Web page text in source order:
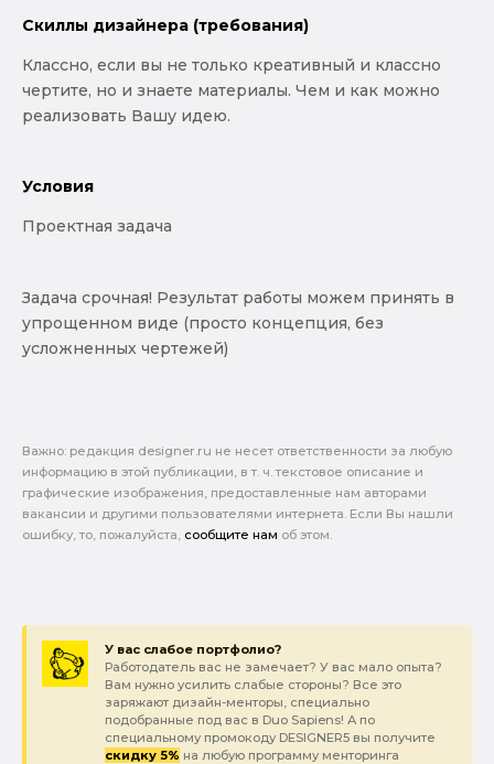
Скиллы дизайнера (требования)
Классно, если вы не только креативный и классно
чертите, но и знаете материалы. Чем и как можно
реализовать Вашу идею.
Условия
Проектная задача
Задача срочная! Результат работы можем принять в
упрощенном виде (просто концепция, без
усложненных чертежей)
Важно: pедакция designer.ru не несет ответственности за любую
информацию в этой публикации, в т. ч. текстовое описание и
графические изображения, предоставленные нам авторами
вакансии и другими пользователями интернета. Если Вы нашли
ошибку, то, пожалуйста, сообщите нам об этом.
У вас слабое портфолио?
Работодатель вас не замечает? У вас мало опыта?
Вам нужно усилить слабые стороны? Все это
заряжают дизайн-менторы, специально
подобранные под вас в Duo Sapiens! А по
специальному промокоду DESIGNER5 вы получите
скидку 5% на любую программу менторинга